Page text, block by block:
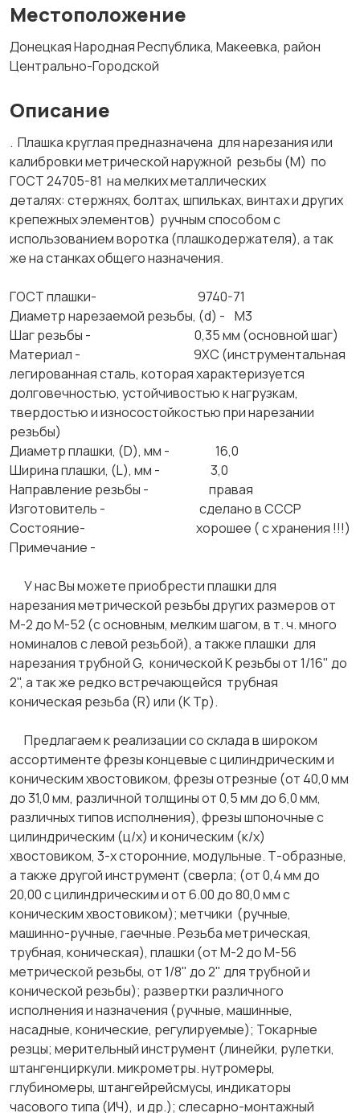
Местоположение
Донецкая Народная Республика, Макеевка, район
Центрально-Городской
Описание
. Плашка круглая предназначена для нарезания или
калибровки метрической наружной резьбы (М) по
ГОСТ 24705-81 на мелких металлических
деталях: стержнях, болтах, шпильках, винтах и других
крепежных элементов) ручным способом с
использованием воротка (плашкодержателя), а так
же на станках общего назначения.
ГОСТ плашки- 9740-71
Диаметр нарезаемой резьбы, (d) - М3
Шаг резьбы - 0,35 мм (основной шаг)
Материал - 9ХС (инструментальная
легированная сталь, которая характеризуется
долговечностью, устойчивостью к нагрузкам,
твердостью и износостойкостью при нарезании
резьбы)
Диаметр плашки, (D), мм - 16,0
Ширина плашки, (L), мм - 3,0
Направление резьбы - правая
Изготовитель - сделано в СССР
Состояние- хорошее ( с хранения !!!)
Примечание -
У нас Вы можете приобрести плашки для
нарезания метрической резьбы других размеров от
М-2 до М-52 (с основным, мелким шагом, в т. ч. много
номиналов с левой резьбой), а также плашки для
нарезания трубной G, конической К резьбы от 1/16" до
2", а так же редко встречающейся трубная
коническая резьба (R) или (К Тр).
Предлагаем к реализации со склада в широком
ассортименте фрезы концевые с цилиндрическим и
коническим хвостовиком, фрезы отрезные (от 40,0 мм
до 31,0 мм, различной толщины от 0,5 мм до 6,0 мм,
различных типов исполнения), фрезы шпоночные с
цилиндрическим (ц/х) и коническим (к/х)
хвостовиком, 3-х сторонние, модульные. Т-образные,
а также другой инструмент (сверла; (от 0,4 мм до
20,00 с цилиндрическим и от 6.00 до 80,0 мм с
коническим хвостовиком); метчики (ручные,
машинно-ручные, гаечные. Резьба метрическая,
трубная, коническая), плашки (от М-2 до М-56
метрической резьбы, от 1/8" до 2" для трубной и
конической резьбы); развертки различного
исполнения и назначения (ручные, машинные,
насадные, конические, регулируемые); Токарные
резцы; мерительный инструмент (линейки, рулетки,
штангенциркули. микрометры. нутромеры,
глубиномеры, штангейрейсмусы, индикаторы
часового типа (ИЧ), и др.); слесарно-монтажный